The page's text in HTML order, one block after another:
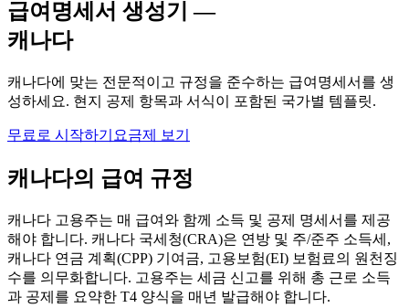
급여명세서 생성기
—
캐나다
캐나다에 맞는 전문적이고 규정을 준수하는 급여명세서를 생
성하세요. 현지 공제 항목과 서식이 포함된 국가별 템플릿.
무료로 시작하기 요금제 보기
캐나다의 급여 규정
캐나다 고용주는 매 급여와 함께 소득 및 공제 명세서를 제공
해야 합니다. 캐나다 국세청(CRA)은 연방 및 주/준주 소득세,
캐나다 연금 계획(CPP) 기여금, 고용보험(EI) 보험료의 원천징
수를 의무화합니다. 고용주는 세금 신고를 위해 총 근로 소득
과 공제를 요약한 T4 양식을 매년 발급해야 합니다.